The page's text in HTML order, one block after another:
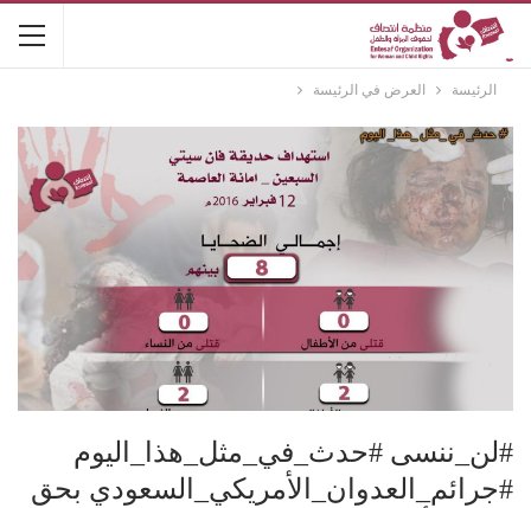
الرئيسة العرض في الرئيسة
#لن_ننسى #حدث_في_مثل_هذا_اليوم
#جرائم_العدوان_الأمريكي_السعودي بحق